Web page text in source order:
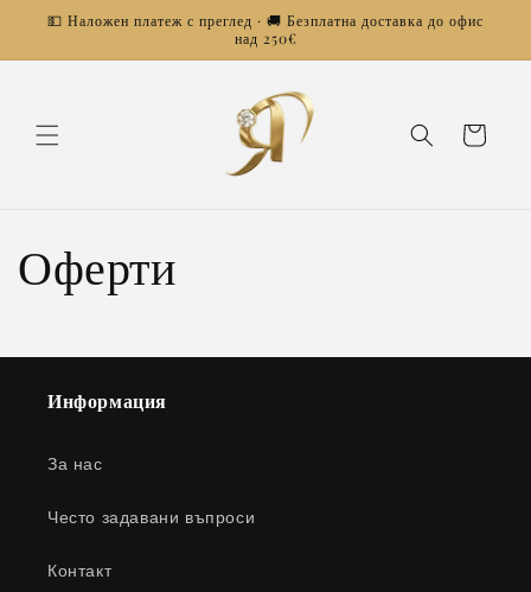
💵 Наложен платеж с преглед · 🚚 Безплатна доставка до офис
над 250€
Количка
Оферти
Информация
За нас
Често задавани въпроси
Контакт